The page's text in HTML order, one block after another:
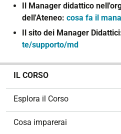
Il Manager didattico
dell'Ateneo: cosa fa il
Il sito dei Manager
te/supporto/md
IL CORSO
Esplora il Corso
Cosa imparerai